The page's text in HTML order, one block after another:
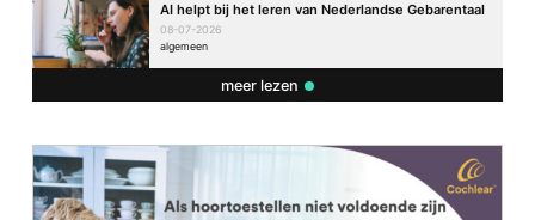
AI helpt bij het leren van Nederlandse Gebarentaal
08-07-2026
algemeen
meer lezen